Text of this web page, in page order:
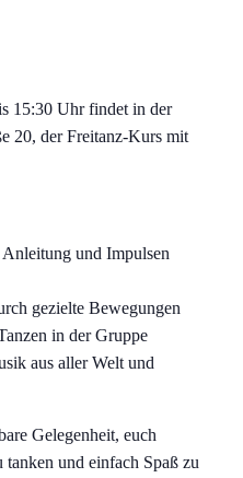
15:30 Uhr findet in der
20, der Freitanz-Kurs mit
und Impulsen
gezielte Bewegungen
in der Gruppe
aus aller Welt und
Gelegenheit, euch
tanken und einfach Spaß zu